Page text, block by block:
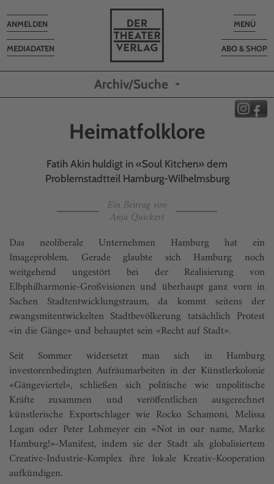
Toggle
MENÜ
ABO & SHOP
MEDIADATEN
Toggle
navigation
ANMELDEN
Archiv/Suche
Heimatfolklore
Fatih Akin huldigt in «Soul Kitchen» dem
Problemstadtteil Hamburg-Wilhelmsburg
Ein Beitrag von
Anja Quickert
Das neoliberale Unternehmen Hamburg hat ein
Imageproblem. Gerade glaubte sich Hamburg noch
weitgehend ungestört bei der Realisierung von
Elbphilharmonie-Großvisionen und überhaupt ganz vorn in
Sachen Stadtentwicklungstraum, da kommt seitens der
zwangsmitentwickelten Stadtbevölkerung tatsächlich Protest
«in die Gänge» und behauptet sein «Recht auf Stadt».
Seit Sommer widersetzt man sich in Hamburg
investorenbedingten Aufräumarbeiten in der Künstlerkolonie
«Gängeviertel», schließen sich politische wie unpolitische
Kräfte zusammen und veröffentlichen ausgerechnet
künstlerische Exportschlager wie Rocko Schamoni, Melissa
Logan oder Peter Lohmeyer ein «Not in our name, Marke
Hamburg!»-Manifest, indem sie der Stadt als globa­lisiertem
Creative-Industrie-Komplex ihre lokale Kreativ-Kooperation
aufkündigen.